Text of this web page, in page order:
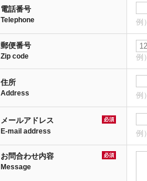
電話番号
Telephone 例
郵便番号
Zip code 例
住所
Address 例
メールアドレス 必須
E-mail address 例
お問合わせ内容 必須
Message